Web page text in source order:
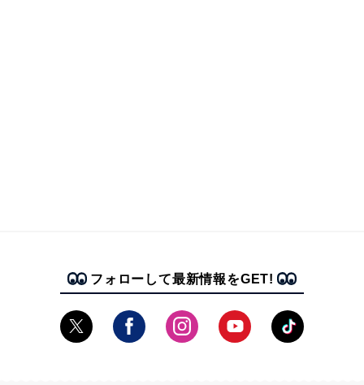
フォローして最新情報をGET!